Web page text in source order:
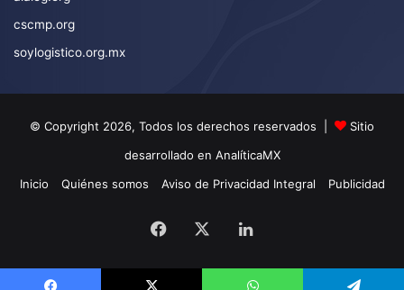
cscmp.org
soylogistico.org.mx
© Copyright 2026, Todos los derechos reservados |
Sitio
desarrollado en AnalíticaMX
Inicio
Quiénes somos Aviso de Privacidad Integral Publicidad
Facebook LinkedIn